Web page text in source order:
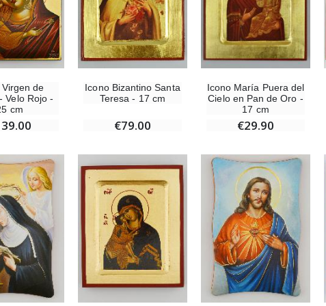
Virgen de
Velo Rojo -
cm
Icono Bizantino Santa
Teresa - 17 cm
€79.00
Icono María Puera del
Cielo en Pan de Oro -
17 cm
€29.90
Rosario de Lourdes Madera
€5.00
€23.00
Ángel Willow Tree - Ángel de la Guarda Protector (Guardian Angel) - 14 cm
€59.90
Aceite de unción
€9.90
€4.90
6 Velas de Oración Color Blanco
€6.00